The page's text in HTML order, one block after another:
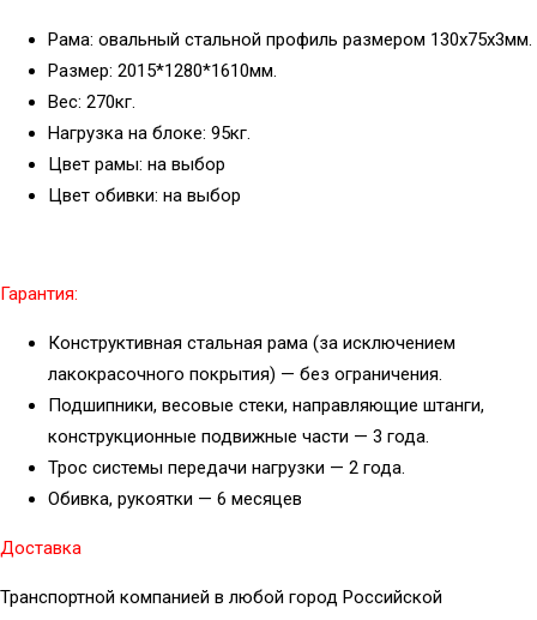
Рама: овальный стальной профиль размером 130х75х3мм.
Размер: 2015*1280*1610мм.
Вес: 270кг.
Нагрузка на блоке: 95кг.
Цвет рамы: на выбор
Цвет обивки: на выбор
Гарантия:
Конструктивная стальная рама (за исключением
лакокрасочного покрытия) — без ограничения.
Подшипники, весовые стеки, направляющие штанги,
конструкционные подвижные части — 3 года.
Трос системы передачи нагрузки — 2 года.
Обивка, рукоятки — 6 месяцев
Доставка
Транспортной компанией в любой город Российской